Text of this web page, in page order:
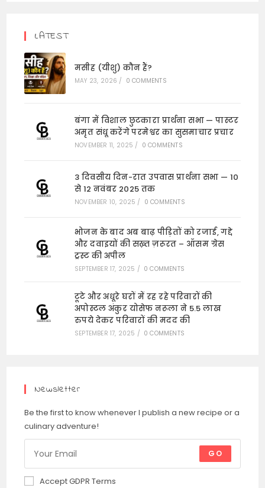
LATEST
मसीह (यीशु) कौन हैं?
MAY 23, 2026 / 0 COMMENTS
बंगा में विशाल छुटकारा प्रार्थना सभा — पास्टर
अमृत संधू करेंगे परमेश्वर का सुसमाचार प्रचार
NOVEMBER 11, 2025 / 0 COMMENTS
3 दिवसीय दिन-रात उपवास प्रार्थना सभा — 10
से 12 नवंबर 2025 तक
NOVEMBER 10, 2025 / 0 COMMENTS
भोजन के बाद अब बाढ़ पीड़ितों को रजाई, गद्दे
और दवाइयों की सख़्त ज़रूरत – ऑसम ग्रेस
ट्रस्ट की अपील
SEPTEMBER 17, 2025 / 0 COMMENTS
टूटे और अधूरे घरों में रह रहे परिवारों की
अपोस्टल अंकुर योसेफ नरूला ने 5.5 लाख
रुपये देकर परिवारों की मदद की
SEPTEMBER 17, 2025 / 0 COMMENTS
Newsletter
Be the first to know whenever I publish a new recipe or a
culinary adventure!
GO
Accept GDPR Terms